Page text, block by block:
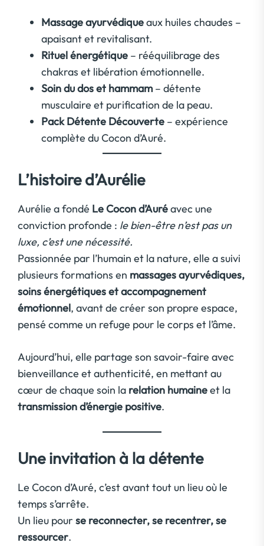
Massage ayurvédiqueaux huiles chaudes –
apaisant et revitalisant.
Rituel énergétique – rééquilibrage des
chakras et libération émotionnelle.
Soin du dos et hammam– détente
musculaire et purification de la peau.
Pack Détente Découverte – expérience
complète du Cocon d’Auré.
L’histoire d’Aurélie
Aurélie a fondé Le Cocon d’Auréavec une
conviction profonde : le bien-être n’est pas un
luxe, c’est une nécessité.
Passionnée par l’humain et la nature, elle a suivi
plusieurs formations en massages ayurvédiques,
soins énergétiques et accompagnement
émotionnel, avant de créer son propre espace,
pensé comme un refuge pour le corps et l’âme.
Aujourd’hui, elle partage son savoir-faire avec
bienveillance et authenticité, en mettant au
cœur de chaque soin la relation humaineet la
transmission d’énergie positive.
Une invitation à la détente
Le Cocon d’Auré, c’est avant tout un lieu où le
temps s’arrête.
Un lieu pour se reconnecter, se recentrer, se
ressourcer.